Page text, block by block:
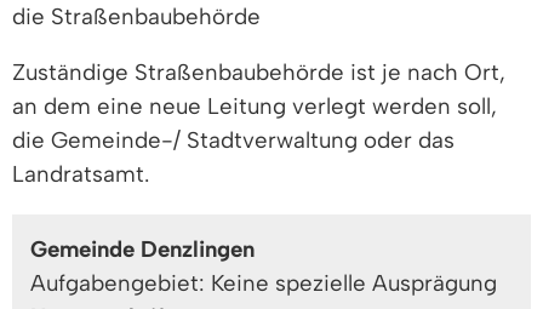
die Straßenbaubehörde
Zuständige Straßenbaubehörde ist je nach Ort,
an dem eine neue Leitung verlegt werden soll,
die Gemeinde-/ Stadtverwaltung oder das
Landratsamt.
Gemeinde Denzlingen
Aufgabengebiet: Keine spezielle Ausprägung